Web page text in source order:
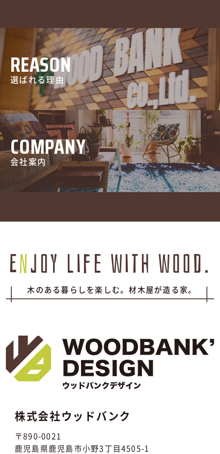
REASON
選ばれる理由
COMPANY
会社案内
Enjoy life with wood.
木のある暮らしを楽しむ。材木屋が造る家。
株式会社ウッドバンク
〒890-0021
鹿児島県鹿児島市小野3丁目4505-1